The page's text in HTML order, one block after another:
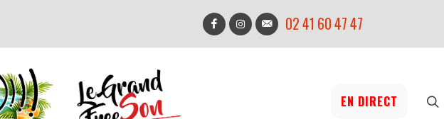
02 41 60 47 47
EN DIRECT